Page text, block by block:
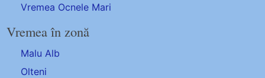
Vremea Ocnele Mari
Vremea în zonă
Malu Alb
Olteni